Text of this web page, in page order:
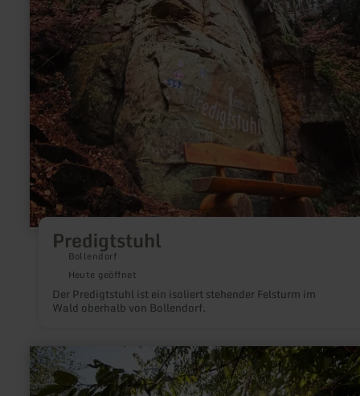
Predigtstuhl
Bollendorf
Heute geöffnet
Der Predigtstuhl ist ein isoliert stehender Felsturm im
Wald oberhalb von Bollendorf.
mehr
erfahren
zu:
Römerbergwerk